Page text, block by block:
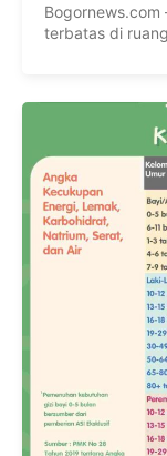
Bogornews.com
terbatas di